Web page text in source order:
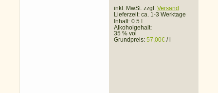
inkl. MwSt. zzgl. Versand
Lieferzeit: ca. 1-3 Werktage
Inhalt: 0.5 L
Alkoholgehalt:
35 % vol
Grundpreis: 57,00€ /